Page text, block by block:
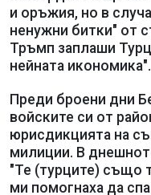
и оръжия, но в
ненужни битки" от
Тръмп заплаши
нейната икономика".
Преди броени дни
войските си от
юрисдикцията на
милиции. В
"Те (турците) също
ми помогнаха да